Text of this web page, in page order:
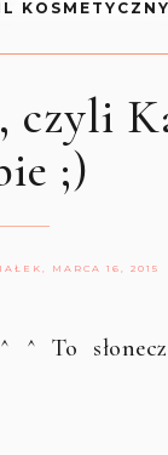
KOSMETYCZNY
;)
MARCA 16, 2015
To